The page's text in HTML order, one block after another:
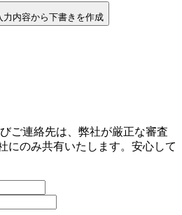
力内容から下書きを作成
ご連絡先は、弊社が厳正な審査
にのみ共有いたします。安心して